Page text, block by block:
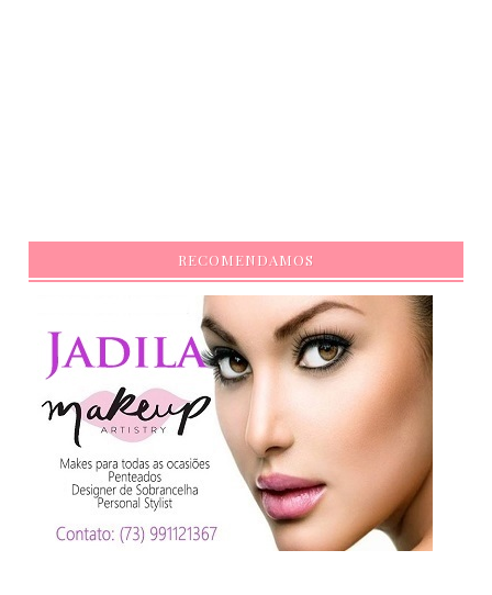
RECOMENDAMOS